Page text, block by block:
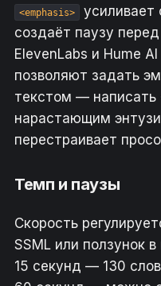
<emphasis> усиливает
создаёт паузу
ElevenLabs и Hume
позволяют задать
текстом — написать
нарастающим
перестраивает
Темп и паузы
Скорость
SSML или ползунок
15 секунд — 130